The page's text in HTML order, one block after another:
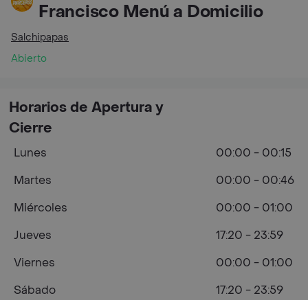
Francisco Menú a Domicilio
Salchipapas
Abierto
Horarios de Apertura y
Cierre
Lunes
00:00 - 00:15
Martes
00:00 - 00:46
Miércoles
00:00 - 01:00
Jueves
17:20 - 23:59
Viernes
00:00 - 01:00
Sábado
17:20 - 23:59